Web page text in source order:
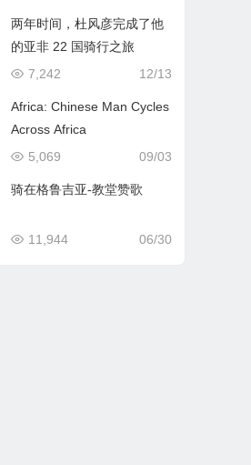
两年时间，杜风彦完成了他
的亚非 22 国骑行之旅
12/13
7,242
Africa: Chinese Man Cycles
Across Africa
09/03
5,069
骑在格鲁吉亚-教堂赞歌
06/30
11,944